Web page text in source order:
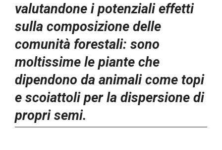
valutandone i potenziali effetti
sulla composizione delle
comunità forestali: sono
moltissime le piante che
dipendono da animali come topi
e scoiattoli per la dispersione di
propri semi.